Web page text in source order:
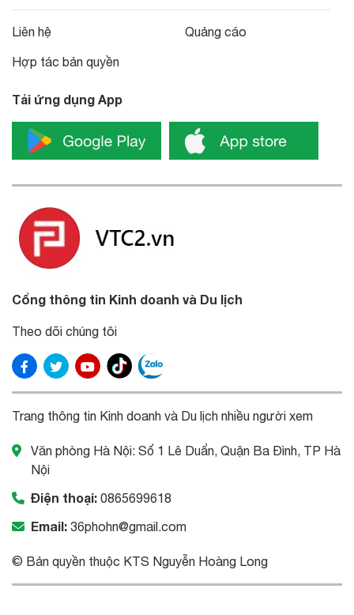
Liên hệ
Hợp tác bản quyền
Quảng cáo
Tải ứng dụng App
Cổng thông tin Kinh doanh và Du lịch
Theo dõi chúng tôi
Trang thông tin Kinh doanh và Du lịch nhiều người xem
Văn phòng Hà Nội: Số 1 Lê Duẩn, Quận Ba Đình, TP Hà
Nội
Điện thoại: 0865699618
Email: 36phohn@gmail.com
© Bản quyền thuộc KTS Nguyễn Hoàng Long